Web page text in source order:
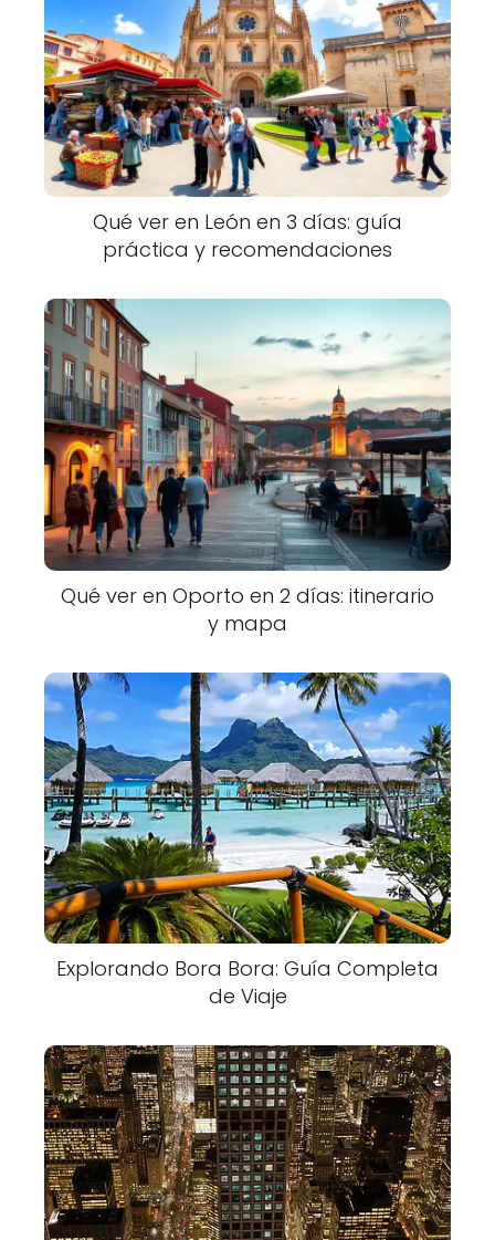
Qué ver en León en 3 días: guía
práctica y recomendaciones
Qué ver en Oporto en 2 días: itinerario
y mapa
Explorando Bora Bora: Guía Completa
de Viaje